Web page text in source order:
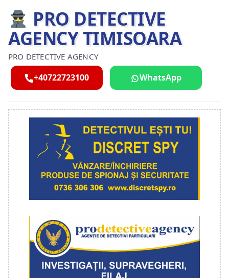
PRO DETECTIVE
AGENCY TIMISOARA
PRO DETECTIVE AGENCY
+40722723100 WhatsApp